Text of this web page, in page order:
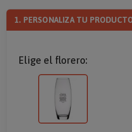
1. PERSONALIZA TU
Elige el florero: